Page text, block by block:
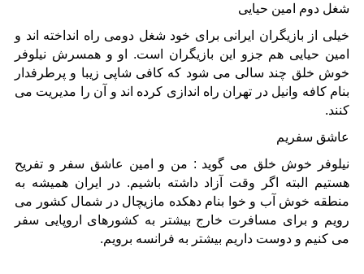
شغل دوم امین حیایی
خیلی از بازیگران ایرانی برای خود شغل دومی راه انداخته اند و
امین حیایی هم جزو این بازیگران است. او و همسرش نیلوفر
خوش خلق چند سالی می شود که کافی شاپی زیبا و پرطرفدار
بنام کافه وانیل در تهران راه اندازی کرده اند و آن را مدیریت می
کنند.
عاشق سفریم
نیلوفر خوش خلق می گوید : من و امین عاشق سفر و تفریح
هستیم البته اگر وقت آزاد داشته باشیم. در ایران همیشه به
منطقه خوش آب و خوا بنام دهکده مازیچال در شمال کشور می
رویم و برای مسافرت خارج بیشتر به کشورهای اروپایی سفر
می کنیم و دوست داریم بیشتر به فرانسه برویم.